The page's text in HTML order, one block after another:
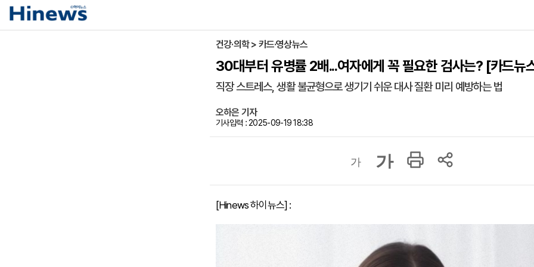
건강·의학 > 카드·영상뉴스
30대부터 유병률 2배...여자에게 꼭 필요한 검사는? [카드뉴
직장 스트레스, 생활 불균형으로 생기기 쉬운 대사 질환 미리 예방하는 법
오하은 기자
기사입력 : 2025-09-19 18:38
가 가
[Hinews 하이뉴스] :